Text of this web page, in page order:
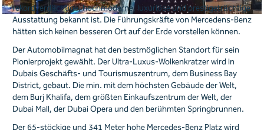
rekordverdächtige, hochmoderne, luxuriöse und prestigeträchtige
Ausstattung bekannt ist. Die Führungskräfte von Mercedens-Benz
hätten sich keinen besseren Ort auf der Erde vorstellen können.
Der Automobilmagnat hat den bestmöglichen Standort für sein
Pionierprojekt gewählt. Der Ultra-Luxus-Wolkenkratzer wird in
Dubais Geschäfts- und Tourismuszentrum, dem Business Bay
District, gebaut. Die min. mit dem höchsten Gebäude der Welt,
dem Burj Khalifa, dem größten Einkaufszentrum der Welt, der
Dubai Mall, der Dubai Opera und den berühmten Springbrunnen.